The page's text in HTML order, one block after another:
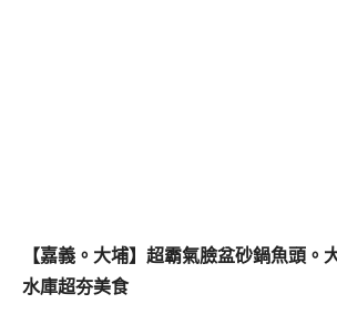
【嘉義。大埔】超霸氣臉盆砂鍋魚頭。
水庫超夯美食